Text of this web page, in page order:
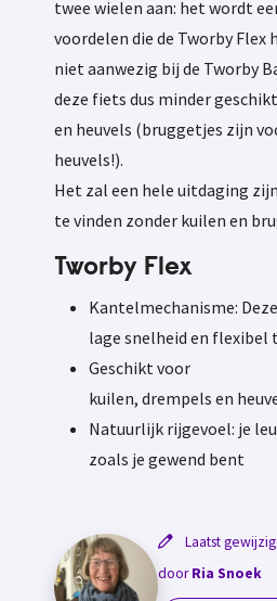
twee wielen aan: het wordt
voordelen die de Tworby
niet aanwezig bij de Tworby
deze fiets dus minder
en heuvels (bruggetjes zijn
heuvels!).
Het zal een hele uitdaging
te vinden zonder kuilen en
Tworby Flex
Kantelmechanisme:
lage snelheid en flexibel
Geschikt voor
kuilen, drempels en
Natuurlijk rijgevoel: je
zoals je gewend bent
Laatst
doorRia Snoek